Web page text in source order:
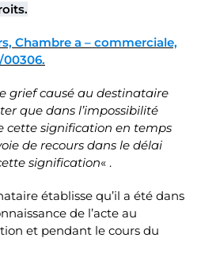
Chambre a – commerciale,
00306.
grief causé au destinataire
que dans l’impossibilité
cette signification en temps
de recours dans le délai
signification« .
établisse qu’il a été dans
de l’acte au
et pendant le cours du